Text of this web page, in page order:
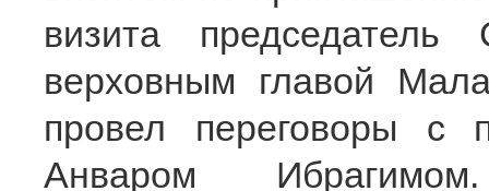
визита
верховным главой
провел переговоры с
Анваром